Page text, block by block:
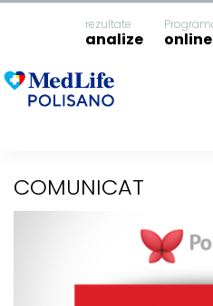
rezultate
analize online
COMUNICAT